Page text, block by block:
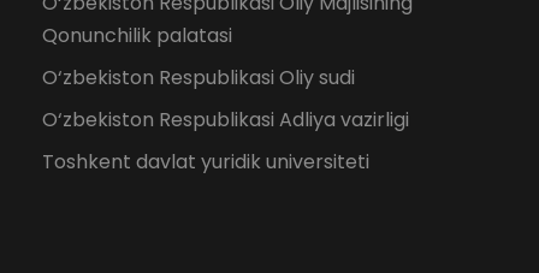
Qonunchilik palatasi
O‘zbekiston Respublikasi Oliy sudi
O‘zbekiston Respublikasi Adliya vazirligi
Toshkent davlat yuridik universiteti